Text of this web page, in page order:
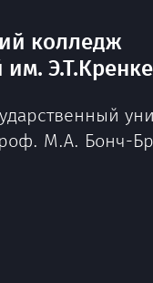
колледж
М.А. Бонч-